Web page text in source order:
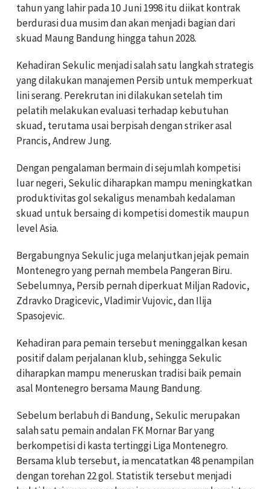
tahun yang lahir pada 10 Juni 1998 itu diikat kontrak
berdurasi dua musim dan akan menjadi bagian dari
skuad Maung Bandung hingga tahun 2028.
Kehadiran Sekulic menjadi salah satu langkah strategis
yang dilakukan manajemen Persib untuk memperkuat
lini serang. Perekrutan ini dilakukan setelah tim
pelatih melakukan evaluasi terhadap kebutuhan
skuad, terutama usai berpisah dengan striker asal
Prancis, Andrew Jung.
Dengan pengalaman bermain di sejumlah kompetisi
luar negeri, Sekulic diharapkan mampu meningkatkan
produktivitas gol sekaligus menambah kedalaman
skuad untuk bersaing di kompetisi domestik maupun
level Asia.
Bergabungnya Sekulic juga melanjutkan jejak pemain
Montenegro yang pernah membela Pangeran Biru.
Sebelumnya, Persib pernah diperkuat Miljan Radovic,
Zdravko Dragicevic, Vladimir Vujovic, dan Ilija
Spasojevic.
Kehadiran para pemain tersebut meninggalkan kesan
positif dalam perjalanan klub, sehingga Sekulic
diharapkan mampu meneruskan tradisi baik pemain
asal Montenegro bersama Maung Bandung.
Sebelum berlabuh di Bandung, Sekulic merupakan
salah satu pemain andalan FK Mornar Bar yang
berkompetisi di kasta tertinggi Liga Montenegro.
Bersama klub tersebut, ia mencatatkan 48 penampilan
dengan torehan 22 gol. Statistik tersebut menjadi